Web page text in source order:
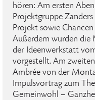
hören: Am ersten
Projektgruppe
Projekt sowie
Außerdem wurden
der Ideenwerkstatt
vorgestellt. Am
Ambrée von der
Impulsvortrag zum
Gemeinwohl –